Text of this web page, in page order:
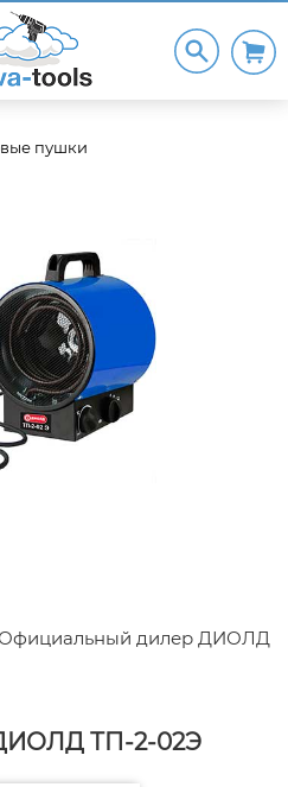
пушки
дилер ДИОЛД
ТП-2-02Э